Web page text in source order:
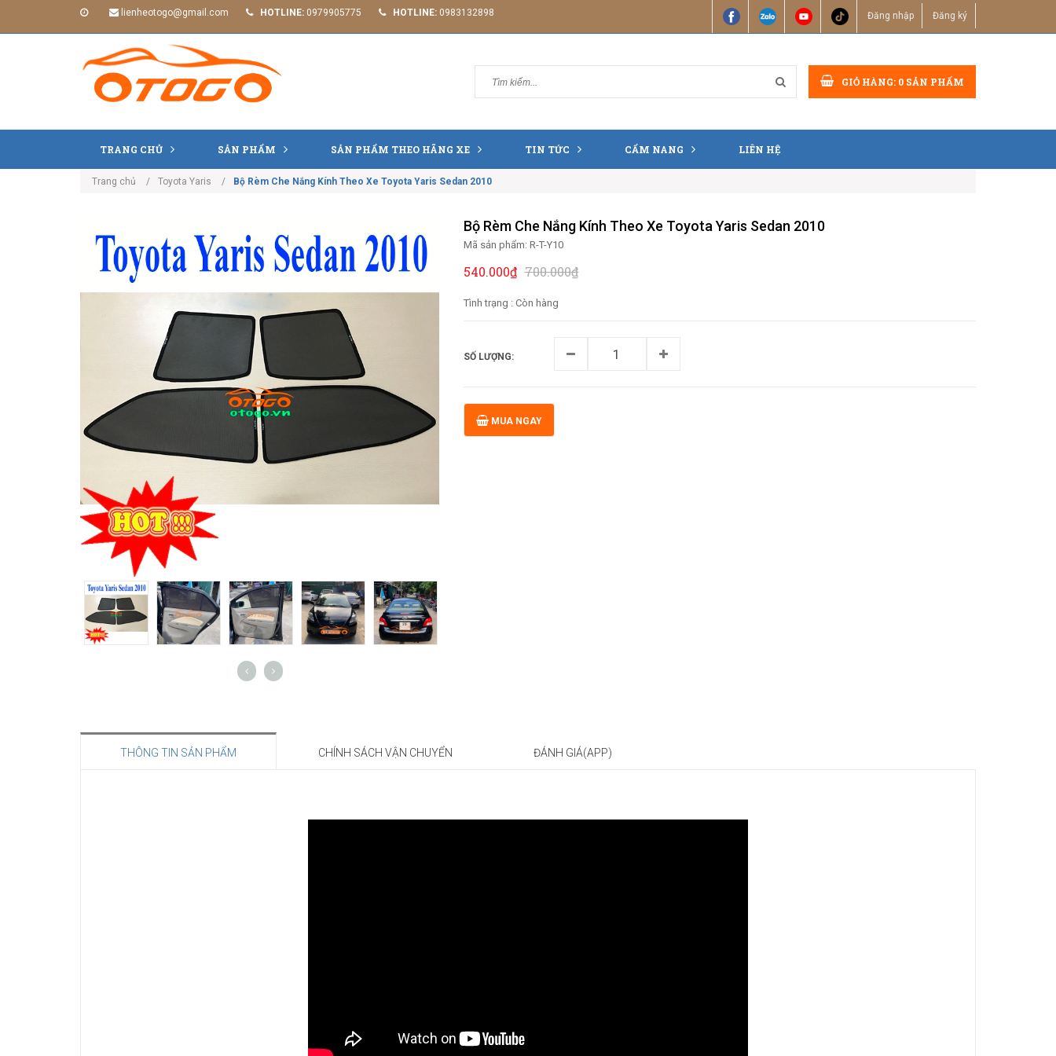
lienheotogo@gmail.com HOTLINE: 0979905775 HOTLINE: 0983132898 Đăng nhập Đăng ký
GIỎ HÀNG: 0 SẢN PHẨM
TRANG CHỦ SẢN PHẨM SẢN PHẨM THEO HÃNG XE TIN TỨC CẨM NANG LIÊN HỆ
Trang chủ Toyota Yaris Bộ Rèm Che Nắng Kính Theo Xe Toyota Yaris Sedan 2010
Bộ Rèm Che Nắng Kính Theo Xe Toyota Yaris Sedan 2010
Mã sản phẩm: R-T-Y10
540.000₫ 700.000₫
Tình trạng : Còn hàng
SỐ LƯỢNG:
MUA NGAY
THÔNG TIN SẢN PHẨM CHÍNH SÁCH VẬN CHUYỂN ĐÁNH GIÁ(APP)